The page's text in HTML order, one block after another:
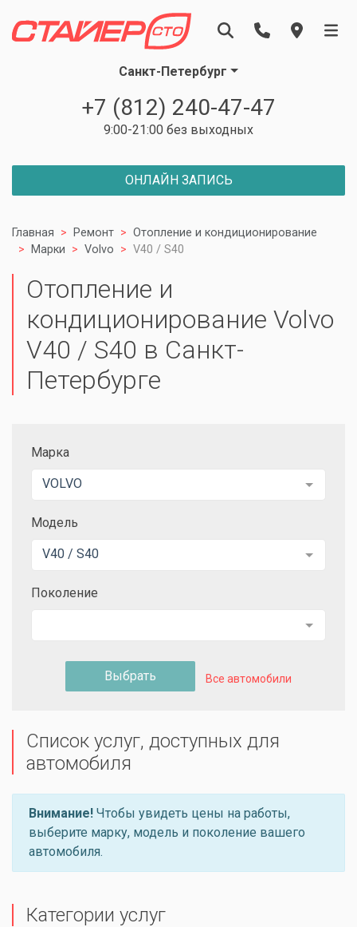
Санкт-Петербург
+7 (812) 240-47-47
9:00-21:00 без выходных
ОНЛАЙН ЗАПИСЬ
Главная Ремонт
Отопление и кондиционирование
Марки
Volvo V40 / S40
Отопление и
кондиционирование Volvo
V40 / S40 в Санкт-
Петербурге
Марка
VOLVO
Модель
V40 / S40
Поколение
Выбрать Все автомобили
Список услуг, доступных для
автомобиля
Внимание! Чтобы увидеть цены на работы,
выберите марку, модель и поколение вашего
автомобиля.
Категории услуг